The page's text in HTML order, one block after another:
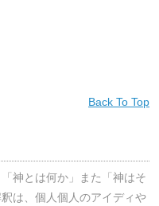
Back To Top
神とは何か」また「神はそ
は、個人個人のアイディや